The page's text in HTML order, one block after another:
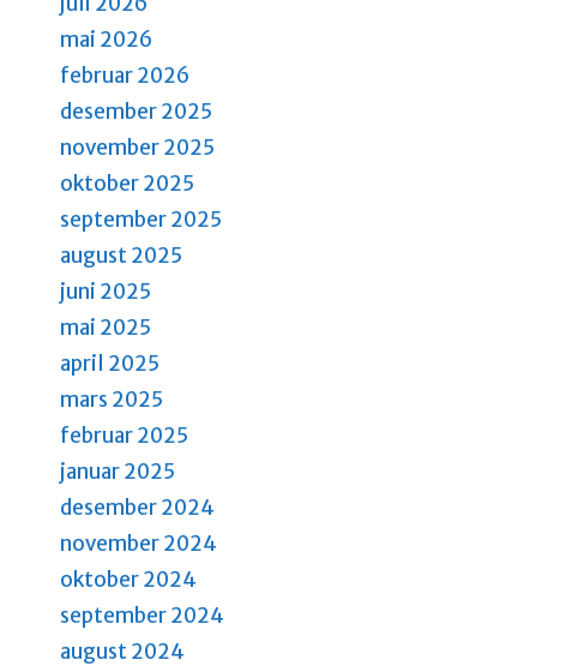
a
n
d
V
i
e
w
s
N
a
v
i
g
a
t
a
g
e
m
e
n
e
r
.
mai 2026
februar 2026
desember 2025
november 2025
oktober 2025
september 2025
august 2025
juni 2025
mai 2025
april 2025
mars 2025
februar 2025
januar 2025
desember 2024
november 2024
oktober 2024
september 2024
august 2024